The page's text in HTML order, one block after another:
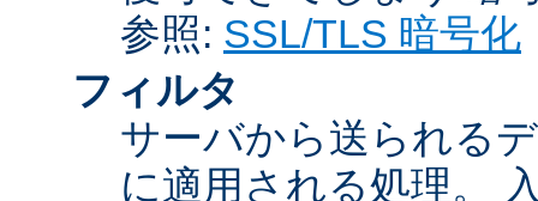
参照: SSL/TLS 暗号化
フィルタ
サーバから送られる
に適用される処理。